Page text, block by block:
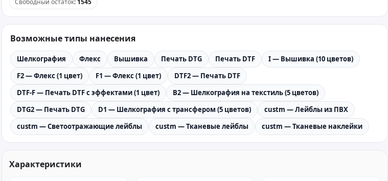
Свободный остаток: 1545
Возможные типы нанесения
Шелкография Флекс Вышивка Печать DTG Печать DTF
I — Вышивка (10 цветов)
F2 — Флекс (1 цвет)
F1 — Флекс (1 цвет)
DTF2 — Печать DTF
DTF-F — Печать DTF с эффектами (1 цвет)
B2 — Шелкография на текстиль (5 цветов)
DTG2 — Печать DTG
D1 — Шелкография с трансфером (5 цветов)
custm — Лейблы из ПВХ
custm — Светоотражающие лейблы
custm — Тканевые лейблы custm — Тканевые наклейки
Характеристики